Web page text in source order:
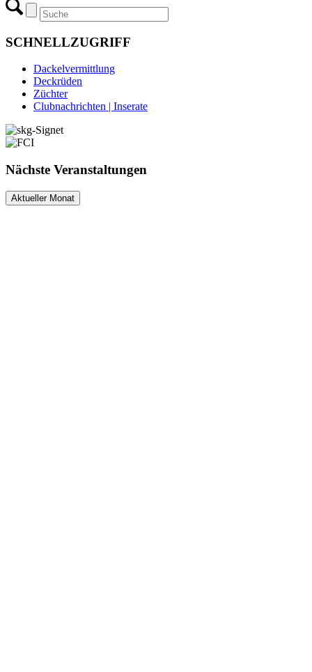
SCHNELLZUGRIFF
Dackelvermittlung
Deckrüden
Züchter
Clubnachrichten | Inserate
Nächste Veranstaltungen
Aktueller Monat